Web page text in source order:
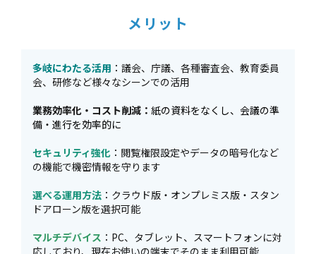
メリット
多岐にわたる活用 ：議会、庁議、各種審査会、教育委員
会、研修など様々なシーンでの活用
業務効率化・コスト削減： 紙の資料をなくし、会議の準
備・進行を効率的に
セキュリティ強化 ：閲覧権限設定やデータの暗号化など
の機能で機密情報を守ります
選べる運用方法 ：クラウド版・オンプレミス版・スタン
ドアローン版を選択可能
マルチデバイス ：PC、タブレット、スマートフォンに対
応しており、現在お使いの端末でそのまま利用可能